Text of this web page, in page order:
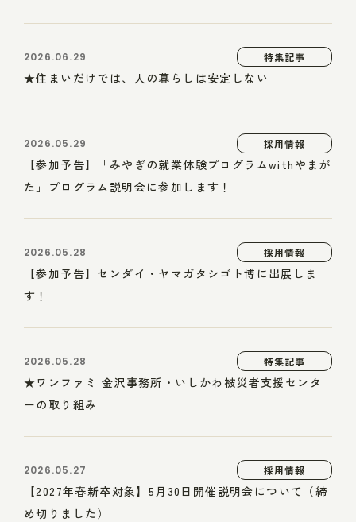
2026.06.29 特集記事
★住まいだけでは、人の暮らしは安定しない
2026.05.29 採用情報
【参加予告】「みやぎの就業体験プログラムwithやまが
た」プログラム説明会に参加します！
2026.05.28 採用情報
【参加予告】センダイ・ヤマガタシゴト博に出展しま
す！
2026.05.28 特集記事
★ワンファミ 金沢事務所・いしかわ被災者支援センタ
ーの取り組み
2026.05.27 採用情報
【2027年春新卒対象】5月30日開催説明会について（締
め切りました）